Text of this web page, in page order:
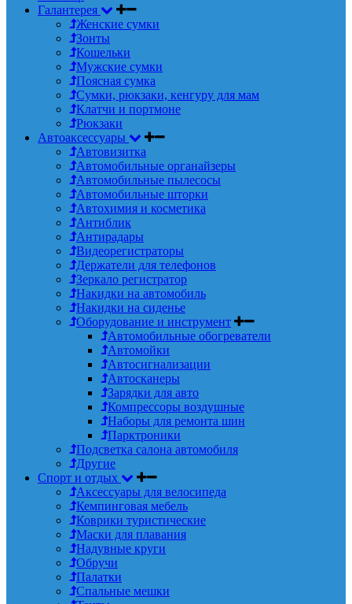
Галантерея
Женские сумки
Зонты
Кошельки
Мужские сумки
Поясная сумка
Сумки, рюкзаки, кенгуру для мам
Клатчи и портмоне
Рюкзаки
Автоаксессуары
Автовизитка
Автомобильные органайзеры
Автомобильные пылесосы
Автомобильные шторки
Автохимия и косметика
Антиблик
Антирадары
Видеорегистраторы
Держатели для телефонов
Зеркало регистратор
Накидки на автомобиль
Накидки на сиденье
Оборудование и инструмент
Автомобильные обогреватели
Автомойки
Автосигнализации
Автосканеры
Зарядки для авто
Компрессоры воздушные
Наборы для ремонта шин
Парктроники
Подсветка салона автомобиля
Другие
Спорт и отдых
Аксессуары для велосипеда
Кемпинговая мебель
Коврики туристические
Маски для плавания
Надувные круги
Обручи
Палатки
Спальные мешки